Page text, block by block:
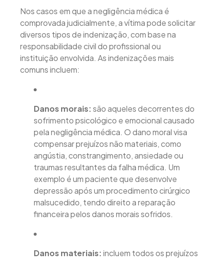
Nos casos em que a negligência médica é
comprovada judicialmente, a vítima pode solicitar
diversos tipos de indenização, com base na
responsabilidade civil do profissional ou
instituição envolvida. As indenizações mais
comuns incluem:
Danos morais:são aqueles decorrentes do
sofrimento psicológico e emocional causado
pela negligência médica. O dano moral visa
compensar prejuízos não materiais, como
angústia, constrangimento, ansiedade ou
traumas resultantes da falha médica. Um
exemplo é um paciente que desenvolve
depressão após um procedimento cirúrgico
malsucedido, tendo direito a reparação
financeira pelos danos morais sofridos.
Danos materiais:incluem todos os prejuízos